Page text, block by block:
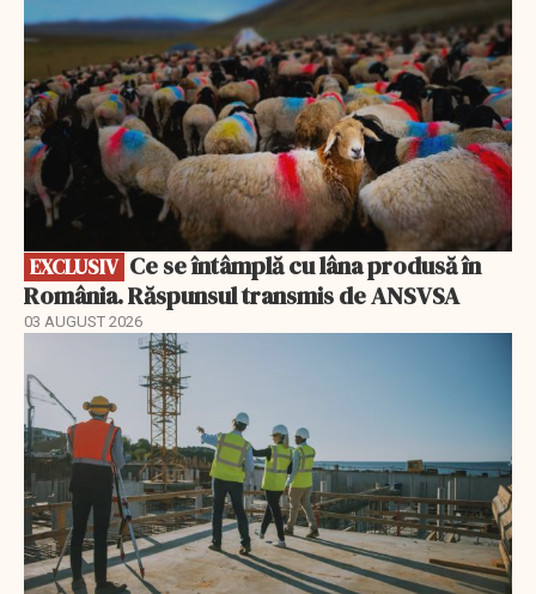
EXCLUSIV
România. Răspunsul transmis de ANSVSA
03 AUGUST 2026